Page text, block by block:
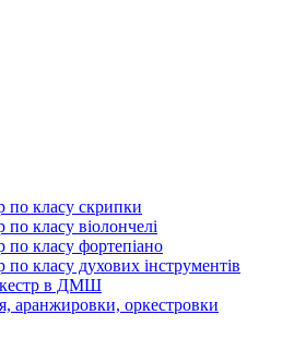
по класу скрипки
по класу віолончелі
по класу фортепіано
по класу духових інструментів
в ДМШ
аранжировки, оркестровки